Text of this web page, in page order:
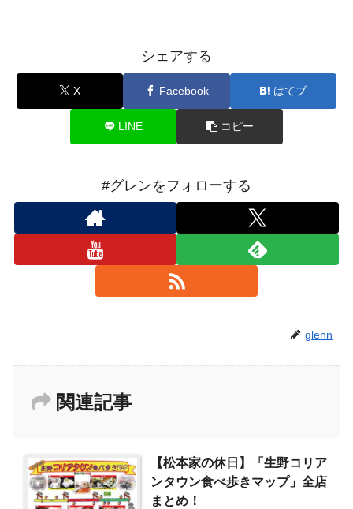
シェアする
X Facebook はてブ
LINE コピー
#グレンをフォローする
glenn
関連記事
【松本家の休日】「生野コリア
ンタウン食べ歩きマップ」全店
まとめ！